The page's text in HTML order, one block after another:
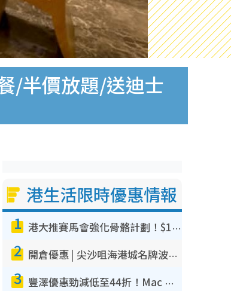
/半價放題/送迪士
港生活限時優惠情報
1 港大推賽馬會強化骨骼計劃！$100骨質密度X光檢查 完成免費運動訓練送超市禮券！附參加資格
2 開倉優惠 | 尖沙咀海港城名牌波鞋開倉低至1折！On鞋$899起／Joy&Peace鞋履$98起
3 豐澤優惠勁減低至44折！Mac mini/iPhone17Pro大減價！廚房家電$220起